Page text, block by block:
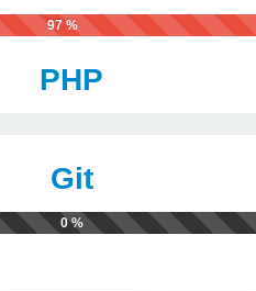
97 %
PHP
Git
0 %